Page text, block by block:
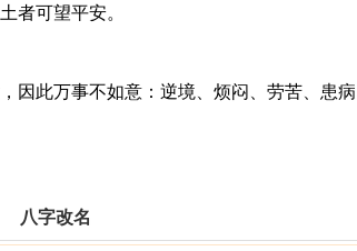
可望平安。
万事不如意：逆境、烦闷、劳苦、患
八字改名